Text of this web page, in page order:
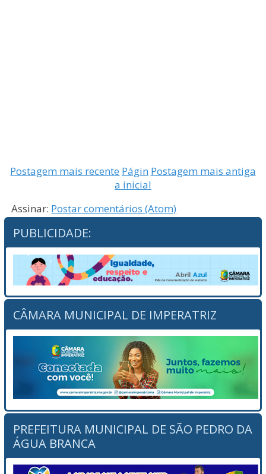
Postagem mais recente Postagem mais antiga
Págin
a inicial
Assinar: Postar comentários (Atom)
PUBLICIDADE:
CÂMARA MUNICIPAL DE IMPERATRIZ
PREFEITURA MUNICIPAL DE SÃO PEDRO DA
ÁGUA BRANCA